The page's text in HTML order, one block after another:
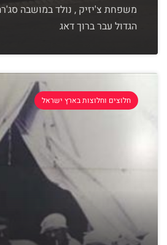
משפחת צ'יזיק , נולד במושבה
הגדול עבר ברוך דאג
חלוצים וחלוצות בארץ ישראל